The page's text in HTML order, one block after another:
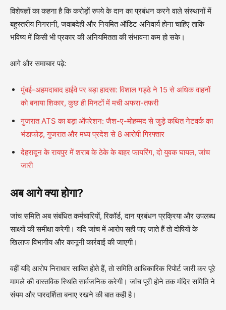
विशेषज्ञों का कहना है कि करोड़ों रुपये के दान का प्रबंधन करने वाले संस्थानों में
बहुस्तरीय निगरानी, जवाबदेही और नियमित ऑडिट अनिवार्य होना चाहिए ताकि
भविष्य में किसी भी प्रकार की अनियमितता की संभावना कम हो सके।
आगे और समाचार पढ़े:
मुंबई-अहमदाबाद हाईवे पर बड़ा हादसा: विशाल गड्ढे ने 15 से अधिक वाहनों
को बनाया शिकार, कुछ ही मिनटों में मची अफरा-तफरी
गुजरात ATS का बड़ा ऑपरेशन: जैश-ए-मोहम्मद से जुड़े कथित नेटवर्क का
भंडाफोड़, गुजरात और मध्य प्रदेश से 8 आरोपी गिरफ्तार
देहरादून के रायपुर में शराब के ठेके के बाहर फायरिंग, दो युवक घायल, जांच
जारी
अब आगे क्या होगा?
जांच समिति अब संबंधित कर्मचारियों, रिकॉर्ड, दान प्रबंधन प्रक्रिया और उपलब्ध
साक्ष्यों की समीक्षा करेगी। यदि जांच में आरोप सही पाए जाते हैं तो दोषियों के
खिलाफ विभागीय और कानूनी कार्रवाई की जाएगी।
वहीं यदि आरोप निराधार साबित होते हैं, तो समिति आधिकारिक रिपोर्ट जारी कर पूरे
मामले की वास्तविक स्थिति सार्वजनिक करेगी। जांच पूरी होने तक मंदिर समिति ने
संयम और पारदर्शिता बनाए रखने की बात कही है।